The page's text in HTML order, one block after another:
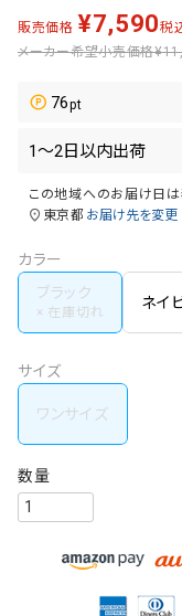
販売価格 ¥7,590税
メーカー希望小売価格
76
この地域へのお届け日
東京都 お届け先を変更
カラー
ブラック
ネイ
サイズ
ワンサイズ